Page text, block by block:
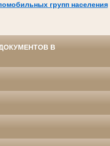
групп населения
В